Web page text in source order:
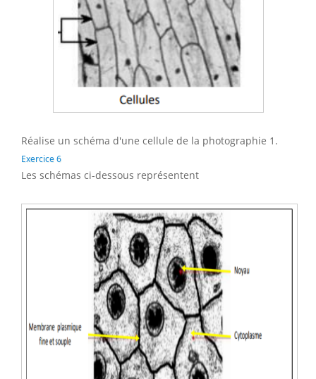
Réalise un schéma d'une cellule de la photographie 1.
Exercice 6
Les schémas ci-dessous représentent